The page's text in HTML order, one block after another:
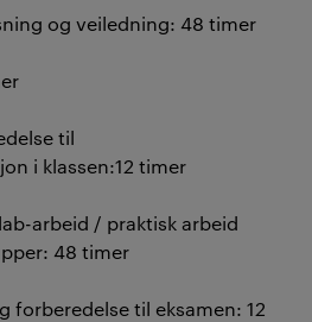
og veiledning: 48 timer
til
i klassen:12 timer
arbeid / praktisk arbeid
48 timer
forberedelse til eksamen: 12